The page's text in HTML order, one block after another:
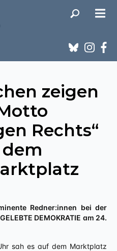
zeigen
Rechts“
DEMOKRATIE am 24.
sah es auf dem Marktplatz